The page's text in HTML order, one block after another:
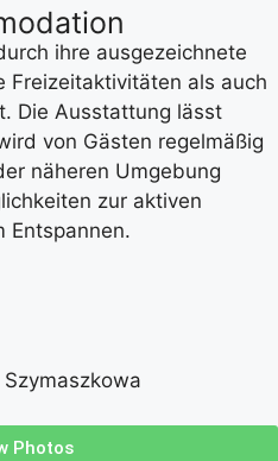
ihre ausgezeichnete
Freizeitaktivitäten als auch
Die Ausstattung lässt
von Gästen regelmäßig
näheren Umgebung
zur aktiven
Entspannen.
Photos